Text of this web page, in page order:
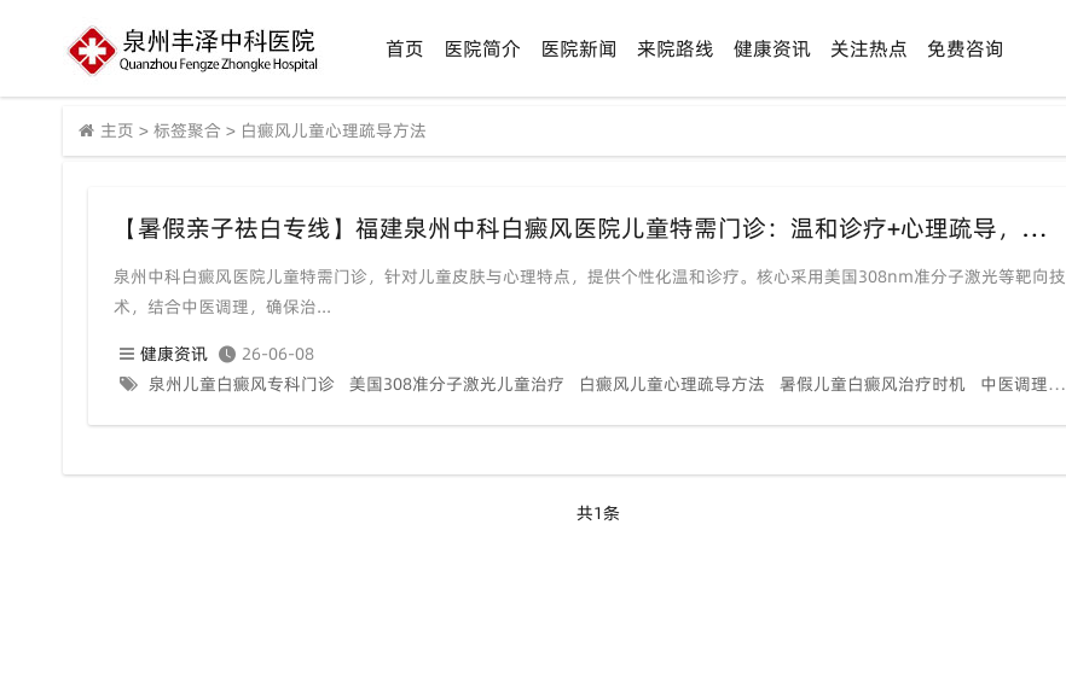
首页 医院简介 医院新闻 来院路线 健康资讯 关注热点 免费咨询
主页 > 标签聚合 > 白癜风儿童心理疏导方法
【暑假亲子祛白专线】福建泉州中科白癜风医院儿童特需门诊：温和诊疗+心理疏导，守护孩子阳光童年
泉州中科白癜风医院儿童特需门诊，针对儿童皮肤与心理特点，提供个性化温和诊疗。核心采用美国308nm准分子激光等靶向技
术，结合中医调理，确保治...
健康资讯
26-06-08
泉州儿童白癜风专科门诊 美国308准分子激光儿童治疗 白癜风儿童心理疏导方法 暑假儿童白癜风治疗时机 中医调理辅助儿童白斑恢复
共1条